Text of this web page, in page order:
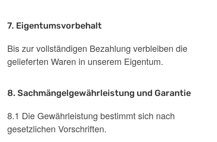
7. Eigentumsvorbehalt
Bis zur vollständigen Bezahlung verbleiben die
gelieferten Waren in unserem Eigentum.
8. Sachmängelgewährleistung und Garantie
8.1 Die Gewährleistung bestimmt sich nach
gesetzlichen Vorschriften.